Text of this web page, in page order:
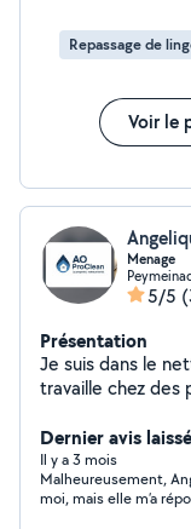
Repassage de
Voir le
Menage
5/5
Présentation
Je suis dans le
travaille chez des
intervenir dans le
hésiter pas a me
Dernier avis
Il y a 3 mois
Malheureusement,
moi, mais elle m’a